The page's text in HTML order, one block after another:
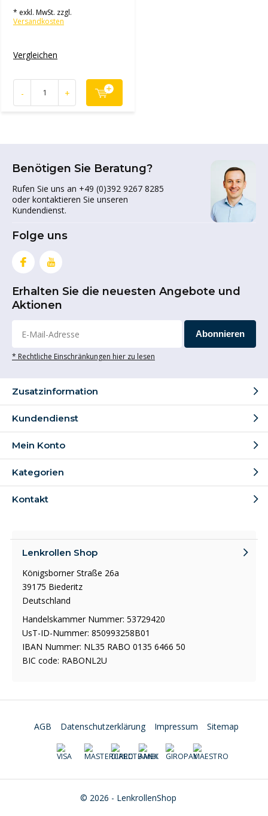
* exkl. MwSt. zzgl.
Versandkosten
Vergleichen
- +
Benötigen Sie Beratung?
Rufen Sie uns an +49 (0)392 9267 8285
oder kontaktieren Sie unseren
Kundendienst.
Folge uns
Erhalten Sie die neuesten Angebote und
Aktionen
Abonnieren
* Rechtliche Einschränkungen hier zu lesen
Zusatzinformation
Kundendienst
Mein Konto
Kategorien
Kontakt
Lenkrollen Shop
Königsborner Straße 26a
39175 Biederitz
Deutschland
Handelskammer Nummer: 53729420
UsT-ID-Nummer: 850993258B01
IBAN Nummer: NL35 RABO 0135 6466 50
BIC code: RABONL2U
© 2026 - LenkrollenShop
AGB Datenschutzerklärung Impressum Sitemap